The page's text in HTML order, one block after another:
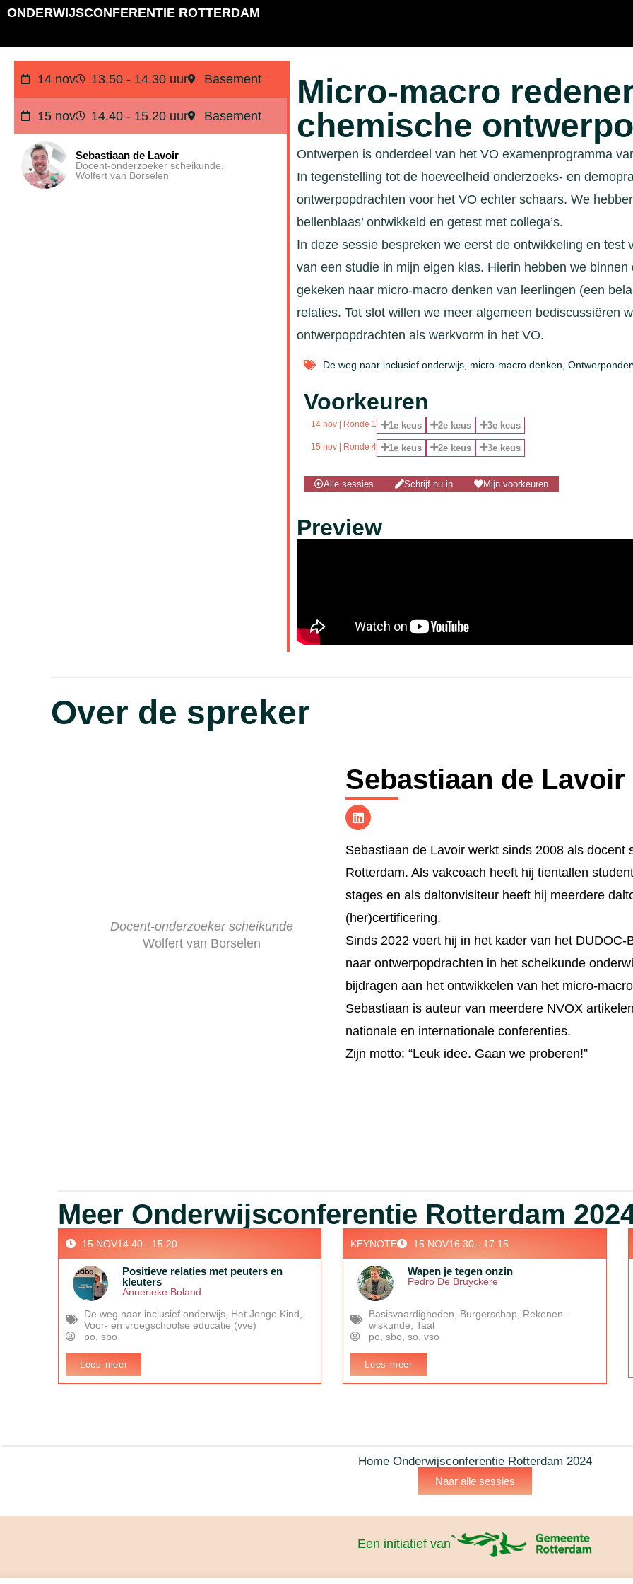
ONDERWIJSCONFERENTIE ROTTERDAM
14 nov 13.50 - 14.30 uur Basement
15 nov 14.40 - 15.20 uur Basement
Sebastiaan de Lavoir
Docent-onderzoeker scheikunde,
Wolfert van Borselen
Micro-macro
chemische
Ontwerpen is onderdeel van het VO examenprogramma
In tegenstelling tot de hoeveelheid onderzoeks- en
ontwerpopdrachten voor het VO echter schaars. We
bellenblaas’ ontwikkeld en getest met collega’s.
In deze sessie bespreken we eerst de ontwikkeling en
van een studie in mijn eigen klas. Hierin hebben we
gekeken naar micro-macro denken van leerlingen (een
relaties. Tot slot willen we meer algemeen bediscussiëren
ontwerpopdrachten als werkvorm in het VO.
De weg naar inclusief onderwijs micro-macro denken ,
Voorkeuren
14 nov | Ronde 1 1e keus 2e keus 3e keus
15 nov | Ronde 4 1e keus 2e keus 3e keus
Alle sessies Schrijf nu in Mijn voorkeuren
Preview
Over de spreker
Docent-onderzoeker scheikunde
Wolfert van Borselen
Sebastiaan de Lavoir
Sebastiaan de Lavoir werkt sinds 2008 als docent
Rotterdam. Als vakcoach heeft hij tientallen
stages en als daltonvisiteur heeft hij meerdere
(her)certificering.
Sinds 2022 voert hij in het kader van het
naar ontwerpopdrachten in het scheikunde
bijdragen aan het ontwikkelen van het micro-
Sebastiaan is auteur van meerdere NVOX
nationale en internationale conferenties.
Zijn motto: “Leuk idee. Gaan we proberen!”
Meer Onderwijsconferentie Rotterdam
15 NOV14.40 - 15.20
Positieve relaties met peuters en
kleuters
Annerieke Boland
De weg naar inclusief onderwijs Het Jonge Kind
Voor- en vroegschoolse educatie (vve)
po sbo
Lees meer
KEYNOTE 15 NOV16.30 - 17.15
Wapen je tegen onzin
Pedro De Bruyckere
Basisvaardigheden Burgerschap
Rekenen-
wiskunde ,Taal
po ,sbo ,so ,vso
Lees meer
Home Onderwijsconferentie Rotterdam 2024
Naar alle sessies
Een initiatief van